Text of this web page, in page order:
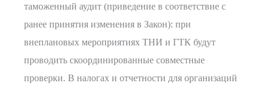
таможенный аудит (приведение в соответствие с
ранее принятия изменения в Закон): при
внеплановых мероприятиях ТНИ и ГТК будут
проводить скоординированные совместные
проверки. В налогах и отчетности для организаций